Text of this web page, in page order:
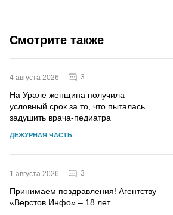
Смотрите также
4 августа 2026 3
На Урале женщина получила
условный срок за то, что пыталась
задушить врача-педиатра
ДЕЖУРНАЯ ЧАСТЬ
1 августа 2026 3
Принимаем поздравления! Агентству
«Верстов.Инфо» – 18 лет